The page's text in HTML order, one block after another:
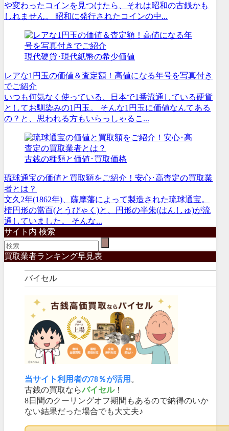
や変わったコインを見つけたら、それは昭和の古銭かも
しれません。 昭和に発行されたコインの中...
現代硬貨･現代紙幣の希少価値
レアな1円玉の価値＆査定額！高値になる年号を写真付き
でご紹介
いつも何気なく使っている、日本で1番流通している硬貨
としてお馴染みの1円玉。 そんな1円玉に価値なんてある
の？と、思われる方もいらっしゃるこ...
古銭の種類と価値･買取価格
琉球通宝の価値と買取額をご紹介！安心･高査定の買取業
者とは？
文久2年(1862年)、薩摩藩によって製造された琉球通宝。
楕円形の當百(とうびゃく)と、円形の半朱(はんしゅ)が流
通していました。 そんな...
サイト内 検索
買取業者ランキング早見表
バイセル
当サイト利用者の78％が活用 。
古銭の買取ならバイセル！
8日間のクーリングオフ期間もあるので納得のいか
ない結果だった場合でも大丈夫♪